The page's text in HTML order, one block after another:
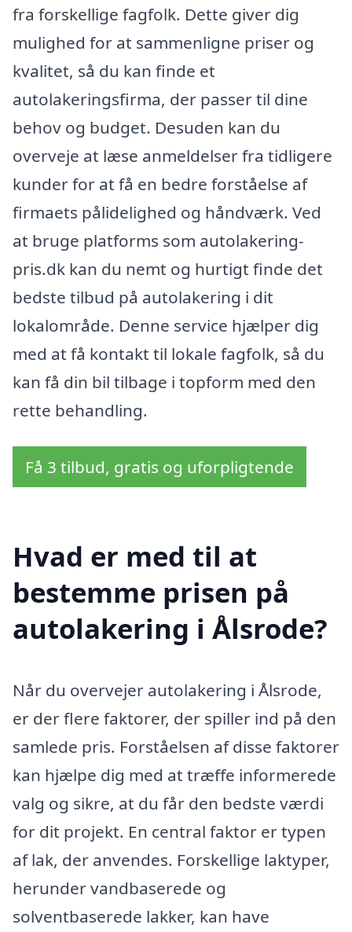
fra forskellige fagfolk. Dette giver dig
mulighed for at sammenligne priser og
kvalitet, så du kan finde et
autolakeringsfirma, der passer til dine
behov og budget. Desuden kan du
overveje at læse anmeldelser fra tidligere
kunder for at få en bedre forståelse af
firmaets pålidelighed og håndværk. Ved
at bruge platforms som autolakering-
pris.dk kan du nemt og hurtigt finde det
bedste tilbud på autolakering i dit
lokalområde. Denne service hjælper dig
med at få kontakt til lokale fagfolk, så du
kan få din bil tilbage i topform med den
rette behandling.
Få 3 tilbud, gratis og uforpligtende
Hvad er med til at
bestemme prisen på
autolakering i Ålsrode?
Når du overvejer autolakering i Ålsrode,
er der flere faktorer, der spiller ind på den
samlede pris. Forståelsen af disse faktorer
kan hjælpe dig med at træffe informerede
valg og sikre, at du får den bedste værdi
for dit projekt. En central faktor er typen
af lak, der anvendes. Forskellige laktyper,
herunder vandbaserede og
solventbaserede lakker, kan have